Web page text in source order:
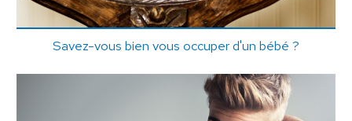
Savez-vous bien vous occuper d'un bébé ?